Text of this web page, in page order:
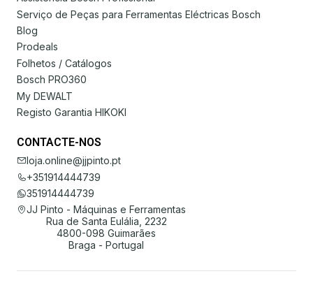
Serviço de Peças para Ferramentas Eléctricas Bosch
Blog
Prodeals
Folhetos / Catálogos
Bosch PRO360
My DEWALT
Registo Garantia HIKOKI
CONTACTE-NOS
loja.online@jjpinto.pt
+351914444739
351914444739
JJ Pinto - Máquinas e Ferramentas
Rua de Santa Eulália, 2232
4800-098 Guimarães
Braga - Portugal